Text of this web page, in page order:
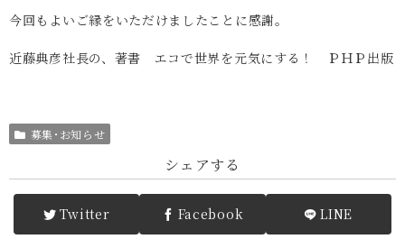
今回もよいご縁をいただけましたことに感謝。
近藤典彦社長の、著書 エコで世界を元気にする！ ＰＨＰ出版
募集･お知らせ
シェアする
Twitter Facebook LINE